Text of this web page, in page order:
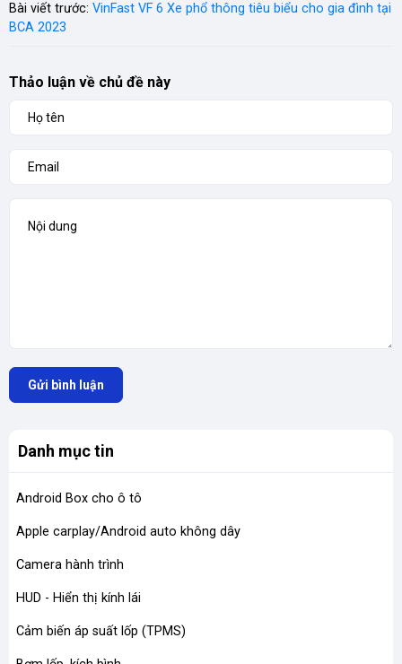
Bài viết trước: VinFast VF 6 Xe phổ thông tiêu biểu cho gia đình tại
BCA 2023
Thảo luận về chủ đề này
Gửi bình luận
Danh mục tin
Android Box cho ô tô
Apple carplay/Android auto không dây
Camera hành trình
HUD - Hiển thị kính lái
Cảm biến áp suất lốp (TPMS)